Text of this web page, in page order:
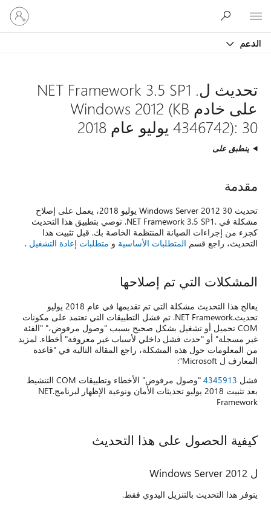
الدعم
تسجيل
الدخول
إلى
تحديث ل. NET Framework 3.5 SP1
على خادم Windows 2012 (KB
4346742): 30 يوليو عام 2018
ينطبق على
مقدمة
تحديث Windows Server 2012 30 يوليو 2018، يعمل على إصلاح
مشكلة في .NET Framework 3.5 SP1. نوصي بتطبيق هذا التحديث
كجزء من إجراءات الصيانة المنتظمة الخاصة بك. قبل تثبيت هذا
التحديث، راجع قسم المتطلبات الأساسية و متطلبات إعادة التشغيل .
المشكلات التي تم إصلاحها
يعالج هذا التحديث مشكلة التي تم تقديمها في عام 2018 يوليو
تحديث.NET Framework. تم فشل التطبيقات التي تعتمد على مكونات
COM تحميل أو تشغيل بشكل صحيح بسبب "وصول مرفوض،" "الفئة
غير مسجلة" أو "حدث فشل داخلي لأسباب غير معروفة" أخطاء. لمزيد
من المعلومات حول هذه المشكلة، راجع المقالة التالية في "قاعدة
المعارف ل Microsoft":
فشل 4345913
"وصول مرفوض" الأخطاء وتطبيقات COM التنشيط
بعد تثبيت 2018 يوليو تحديثات الأمان ونوعية الإظهار لبرنامج.NET
Framework
كيفية الحصول على هذا التحديث
ل Windows Server 2012
يتوفر هذا التحديث بالتنزيل اليدوي فقط.